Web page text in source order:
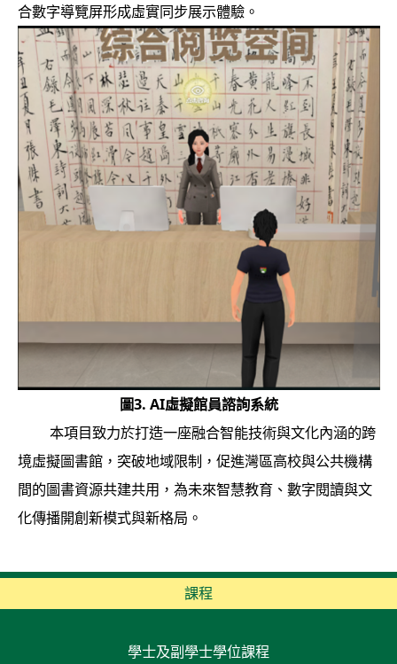
合數字導覽屏形成虛實同步展示體驗。
圖3. AI虛擬館員諮詢系統
本項目致力於打造一座融合智能技術與文化內涵的跨
境虛擬圖書館，突破地域限制，促進灣區高校與公共機構
間的圖書資源共建共用，為未來智慧教育、數字閱讀與文
化傳播開創新模式與新格局。
課程
學士及副學士學位課程